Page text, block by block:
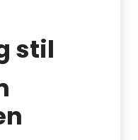
stil